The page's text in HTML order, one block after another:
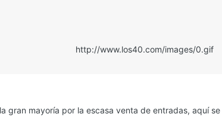
http://www.los40.com/images/0.gif
gran mayoría por la escasa venta de entradas, aquí